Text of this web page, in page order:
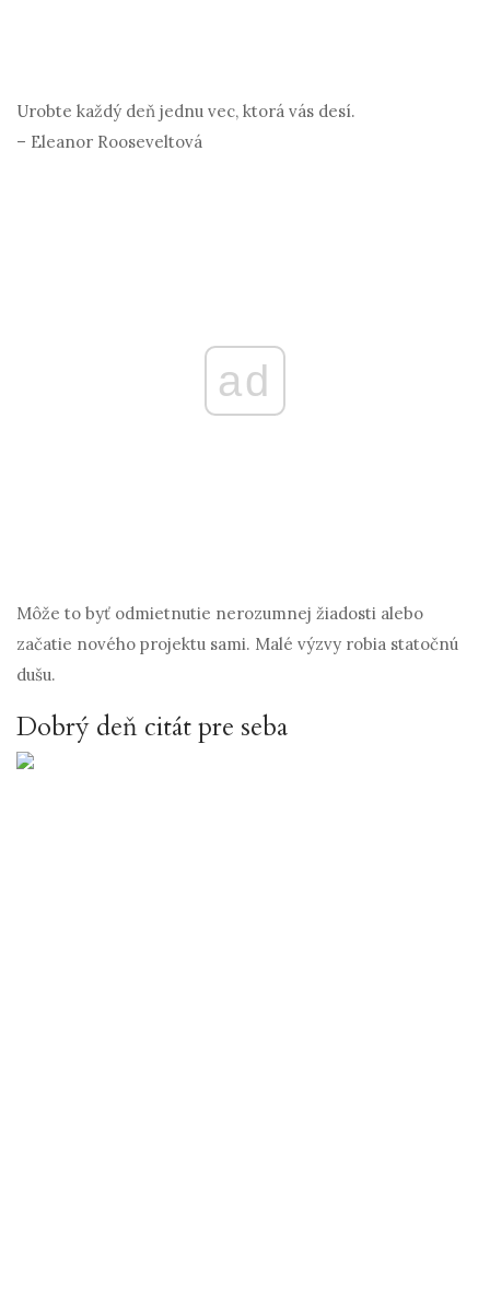
Urobte každý deň jednu vec, ktorá vás desí.
– Eleanor Rooseveltová
ad
Môže to byť odmietnutie nerozumnej žiadosti alebo
začatie nového projektu sami. Malé výzvy robia statočnú
dušu.
Dobrý deň citát pre seba